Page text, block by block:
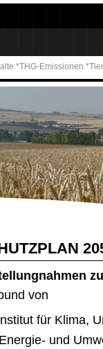
*THG-Emissionen
von
für Klima,
und